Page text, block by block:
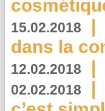
15.02.2018 |
dans la
12.02.2018 |
02.02.2018 |